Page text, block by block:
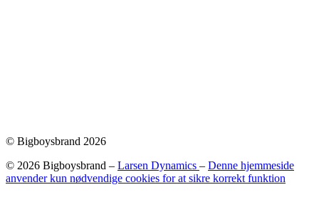
© Bigboysbrand 2026
© 2026 Bigboysbrand – Larsen Dynamics – Denne hjemmeside
anvender kun nødvendige cookies for at sikre korrekt funktion